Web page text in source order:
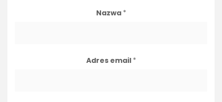
Nazwa *
Adres email *